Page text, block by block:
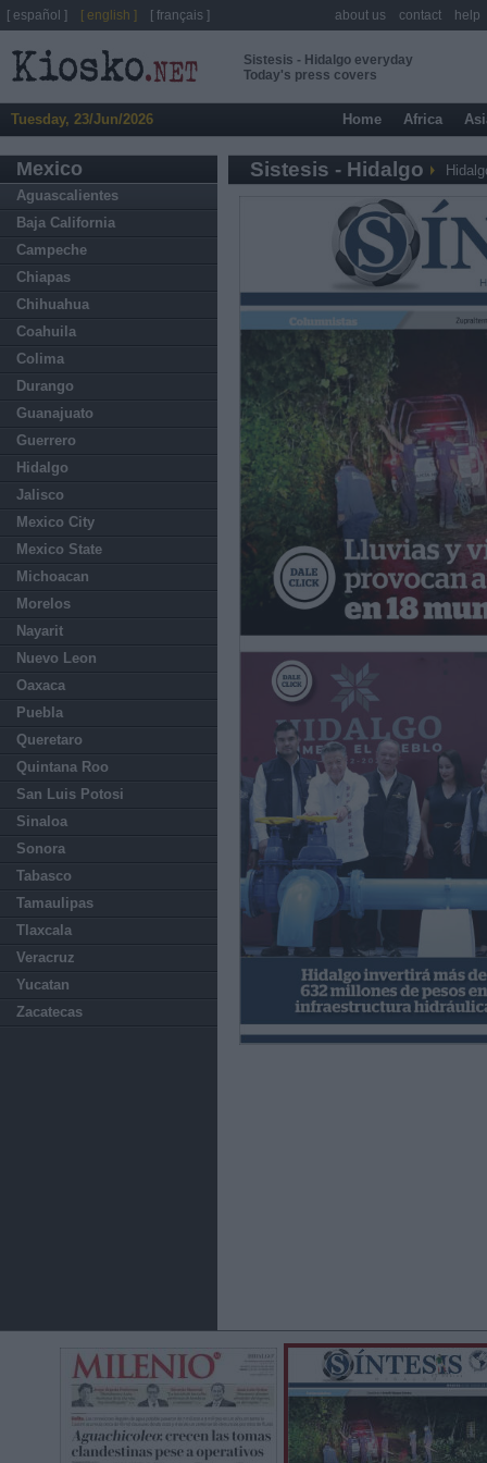
Sistesis - Hidalgo everyday
Today's press covers
Tuesday, 23/Jun/2026 Home Africa
Mexico
Aguascalientes
Baja California
Campeche
Chiapas
Chihuahua
Coahuila
Colima
Durango
Guanajuato
Guerrero
Hidalgo
Jalisco
Mexico City
Mexico State
Michoacan
Morelos
Nayarit
Nuevo Leon
Oaxaca
Puebla
Queretaro
Quintana Roo
San Luis Potosi
Sinaloa
Sonora
Tabasco
Tamaulipas
Tlaxcala
Veracruz
Yucatan
Zacatecas
Sistesis - Hidalgo
[ español ] [ english ] [ français ] about us contact help